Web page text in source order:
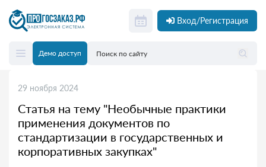
Вход/Регистрация
Демо доступ
29 ноября 2024
Статья на тему "Необычные практики
применения документов по
стандартизации в государственных и
корпоративных закупках"